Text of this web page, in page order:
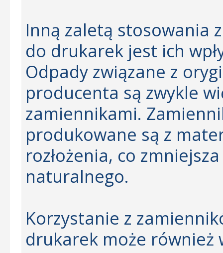
Inną zaletą stosowania
do drukarek jest ich
Odpady związane z
producenta są zwykle
zamiennikami.
produkowane są z
rozłożenia, co
naturalnego.
Korzystanie z
drukarek może również